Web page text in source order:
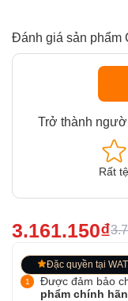
Đánh giá sản phẩm
Trở thành
Rất tệ
3.161.150₫
Đặc quyền tại
Được đảm bảo
phẩm chính